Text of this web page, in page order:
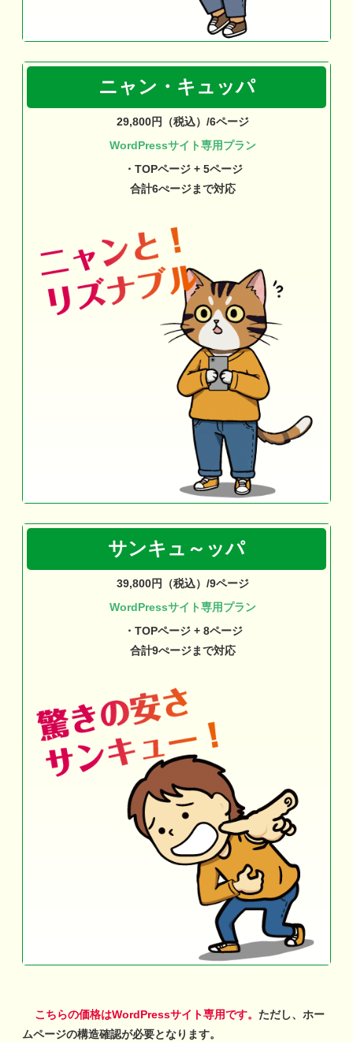
ニャン・キュッパ
29,800円（税込）/6ページ
WordPressサイト専用プラン
・TOPページ + 5ページ
合計6ぺージまで対応
サンキュ～ッパ
39,800円（税込）/9ページ
WordPressサイト専用プラン
・TOPページ + 8ページ
合計9ぺージまで対応
こちらの価格はWordPressサイト専用です。 ただし、ホー
ムページの構造確認が必要となります。